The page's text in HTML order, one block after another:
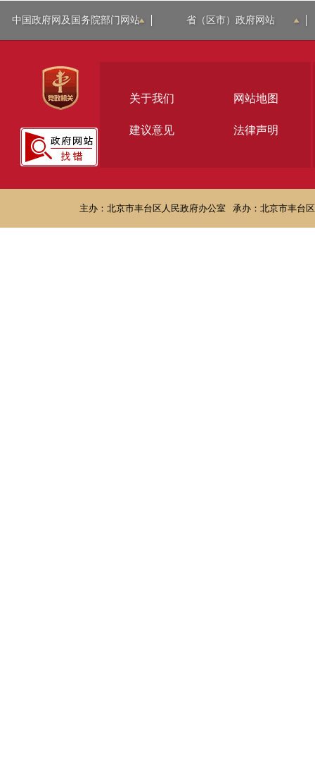
中国政府网及国务院部门网站 省（区市）政府网站
关于我们 网站地图
建议意见 法律声明
主办：北京市丰台区人民政府办公室 承办：北京市丰台